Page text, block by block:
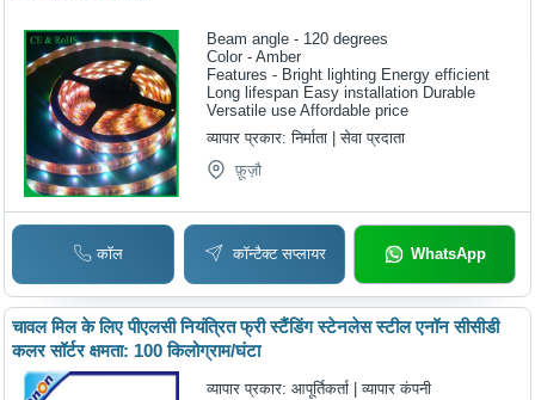
Beam angle - 120 degrees
Color - Amber
Features - Bright lighting Energy efficient
Long lifespan Easy installation Durable
Versatile use Affordable price
व्यापार प्रकार:निर्माता | सेवा प्रदाता
फ़ूज़ौ
कॉल कॉन्टैक्ट सप्लायर WhatsApp
चावल मिल के लिए पीएलसी नियंत्रित फ्री स्टैंडिंग स्टेनलेस स्टील एनॉन सीसीडी
कलर सॉर्टर क्षमता: 100 किलोग्राम/घंटा
व्यापार प्रकार:आपूर्तिकर्ता | व्यापार कंपनी